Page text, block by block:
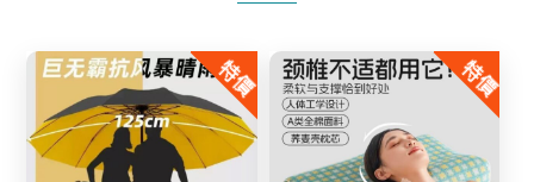
數
特價 特價